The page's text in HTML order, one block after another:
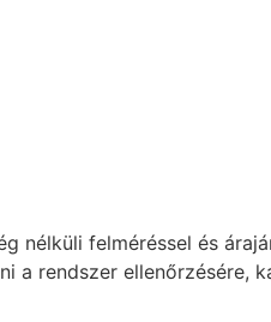
nélküli felméréssel és
a rendszer ellenőrzésére,